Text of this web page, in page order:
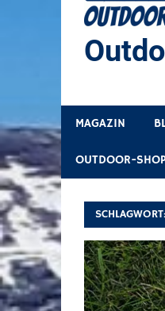
MAGAZIN
OUTDOOR-
SCHLAGWORT: